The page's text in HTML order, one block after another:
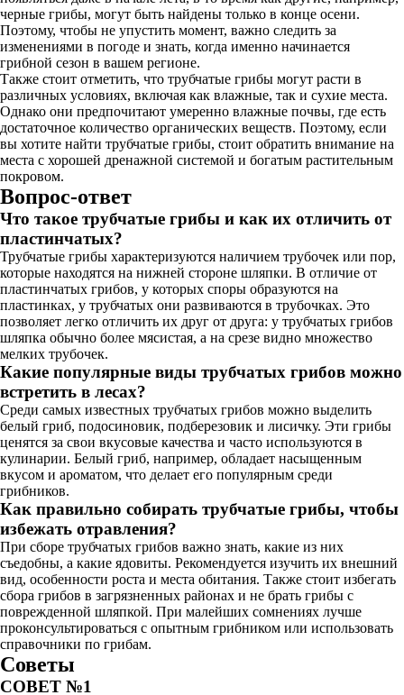
черные грибы, могут быть найдены только в конце осени.
Поэтому, чтобы не упустить момент, важно следить за
изменениями в погоде и знать, когда именно начинается
грибной сезон в вашем регионе.
Также стоит отметить, что трубчатые грибы могут расти в
различных условиях, включая как влажные, так и сухие места.
Однако они предпочитают умеренно влажные почвы, где есть
достаточное количество органических веществ. Поэтому, если
вы хотите найти трубчатые грибы, стоит обратить внимание на
места с хорошей дренажной системой и богатым растительным
покровом.
Вопрос-ответ
Что такое трубчатые грибы и как их отличить от
пластинчатых?
Трубчатые грибы характеризуются наличием трубочек или пор,
которые находятся на нижней стороне шляпки. В отличие от
пластинчатых грибов, у которых споры образуются на
пластинках, у трубчатых они развиваются в трубочках. Это
позволяет легко отличить их друг от друга: у трубчатых грибов
шляпка обычно более мясистая, а на срезе видно множество
мелких трубочек.
Какие популярные виды трубчатых грибов можно
встретить в лесах?
Среди самых известных трубчатых грибов можно выделить
белый гриб, подосиновик, подберезовик и лисичку. Эти грибы
ценятся за свои вкусовые качества и часто используются в
кулинарии. Белый гриб, например, обладает насыщенным
вкусом и ароматом, что делает его популярным среди
грибников.
Как правильно собирать трубчатые грибы, чтобы
избежать отравления?
При сборе трубчатых грибов важно знать, какие из них
съедобны, а какие ядовиты. Рекомендуется изучить их внешний
вид, особенности роста и места обитания. Также стоит избегать
сбора грибов в загрязненных районах и не брать грибы с
поврежденной шляпкой. При малейших сомнениях лучше
проконсультироваться с опытным грибником или использовать
справочники по грибам.
Советы
СОВЕТ №1